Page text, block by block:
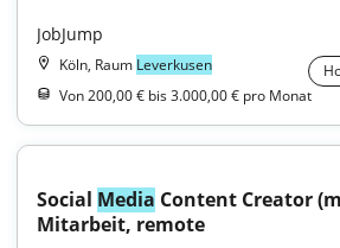
JobJump
Köln, Raum Leverkusen
Von 200,00 € bis 3.000,00 € pro Monat
Social Media Content Creator
Mitarbeit, remote